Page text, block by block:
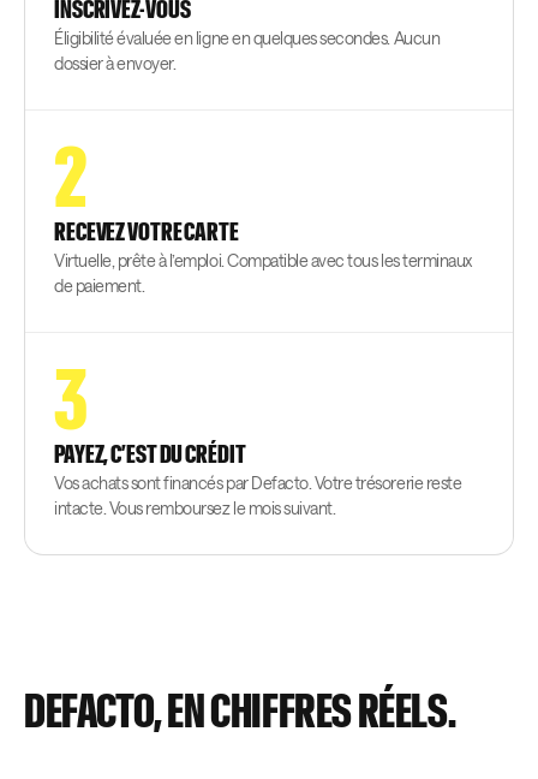
INSCRIVEZ-VOUS
Éligibilité évaluée en ligne en quelques secondes. Aucun
dossier à envoyer.
2
RECEVEZ VOTRE CARTE
Virtuelle, prête à l’emploi. Compatible avec tous les terminaux
de paiement.
3
PAYEZ, C’EST DU CRÉDIT
Vos achats sont financés par Defacto. Votre trésorerie reste
intacte. Vous remboursez le mois suivant.
DEFACTO, EN CHIFFRES RÉELS.